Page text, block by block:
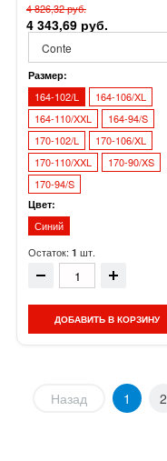
4 826,32 руб.
4 343,69 руб.
Размер:
164-102/L
164-106/XL
164-110/XXL
164-94/S
170-102/L
170-106/XL
170-110/XXL
170-90/XS
170-94/S
Цвет:
Синий
Остаток: 1 шт.
ДОБАВИТЬ В КОРЗИНУ
Назад 1 2